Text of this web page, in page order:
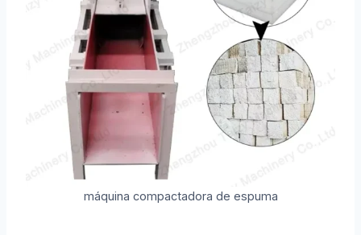
máquina compactadora de espuma